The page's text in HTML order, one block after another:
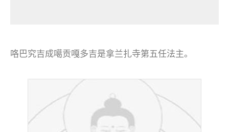
咯巴究吉成噶贡嘎多吉是拿兰扎寺第五任法主。